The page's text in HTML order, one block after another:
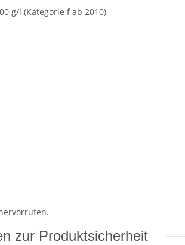
g/l (Kategorie f ab 2010)
zur Produktsicherheit